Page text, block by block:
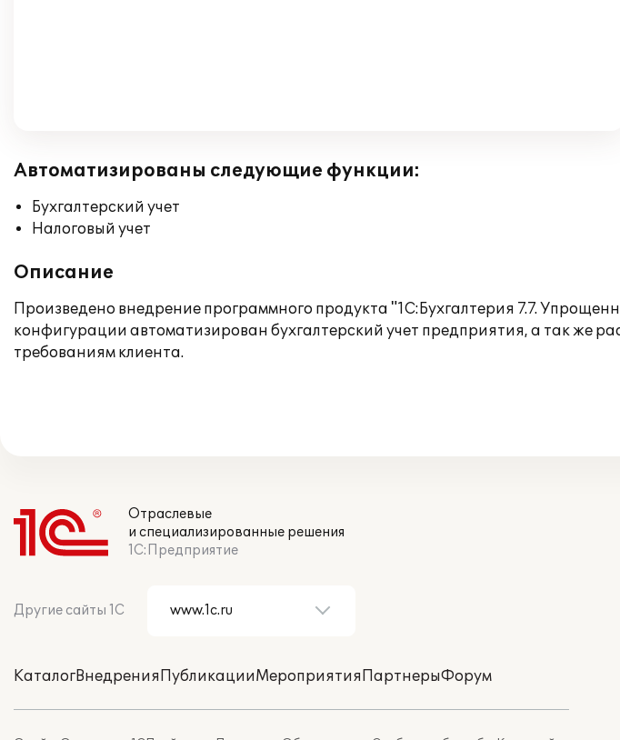
Автоматизированы следующие функции:
Бухгалтерский учет
Налоговый учет
Описание
Произведено внедрение программного продукта "1С:Бухгалтерия 7.7.
конфигурации автоматизирован бухгалтерский учет предприятия, а так же
требованиям клиента.
Отраслевые
и специализированные решения
1С:Предприятие
Другие сайты 1С
КаталогВнедренияПубликацииМероприятияПартнерыФорум